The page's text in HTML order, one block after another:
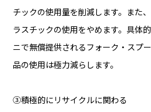
チックの使用量を削減します。また
ラスチックの使用をやめます。具体
ニで無償提供されるフォーク・スプ
品の使用は極力減らします。
③積極的にリサイクルに関わる